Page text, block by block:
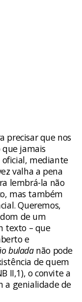
precisar que nos
jamais
oficial, mediante
valha a pena
lembrá-la não
mas também
Queremos,
de um
texto – que
e
buladanão pode
de quem
II,1), o convite a
a genialidade de